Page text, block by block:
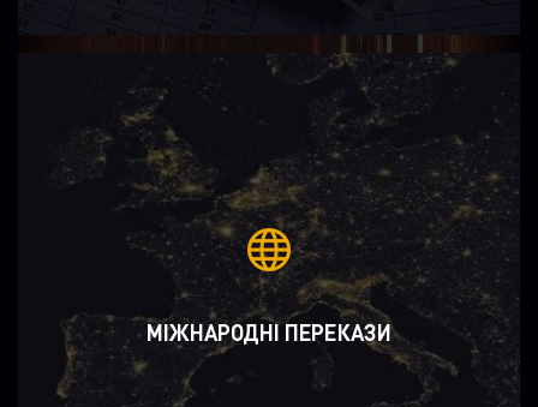
МІЖНАРОДНІ ПЕРЕКАЗИ